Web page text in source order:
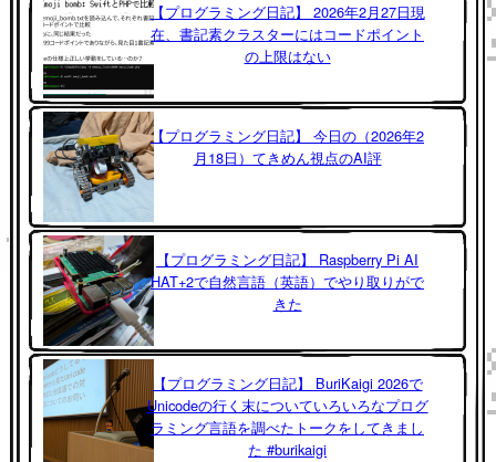
【プログラミング日記】 2026年2月27日現
在、書記素クラスターにはコードポイント
の上限はない
【プログラミング日記】 今日の（2026年2
月18日）てきめん視点のAI評
【プログラミング日記】 Raspberry Pi AI
HAT+2で自然言語（英語）でやり取りがで
きた
【プログラミング日記】 BuriKaigi 2026で
Unicodeの行く末についていろいろなプログ
ラミング言語を調べたトークをしてきまし
た #burikaigi